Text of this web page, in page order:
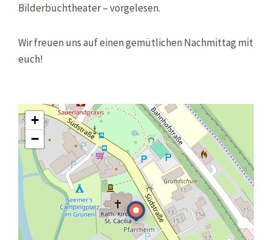
Bilderbuchtheater – vorgelesen.
Wir freuen uns auf einen gemütlichen Nachmittag mit
euch!
+
−